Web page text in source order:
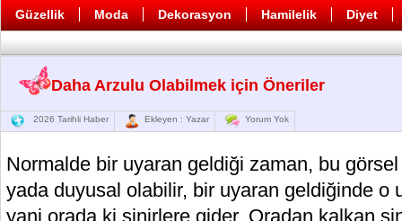
Güzellik Moda Dekorasyon Hamilelik Diyet
Daha Arzulu Olabilmek için Öneriler
2026 Tarihli Haber Ekleyen : Yazar Yorum Yok
Normalde bir uyaran geldiği zaman, bu
yada duyusal olabilir, bir uyaran geldiğinde o
yani orada ki sinirlere gider. Oradan kalkan